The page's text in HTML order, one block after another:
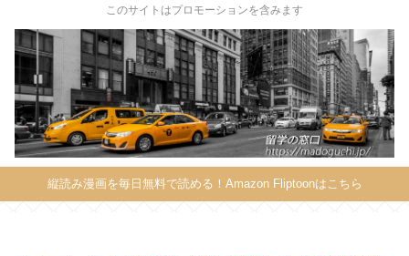
このサイトはプロモーションを含みます
縦読み漫画を毎日無料で読める！Amazon Fliptoonはこちら